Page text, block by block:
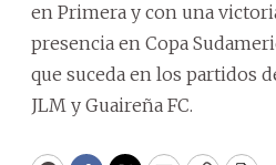
en Primera y con una
presencia en Copa
que suceda en los partidos
JLM y Guaireña FC.